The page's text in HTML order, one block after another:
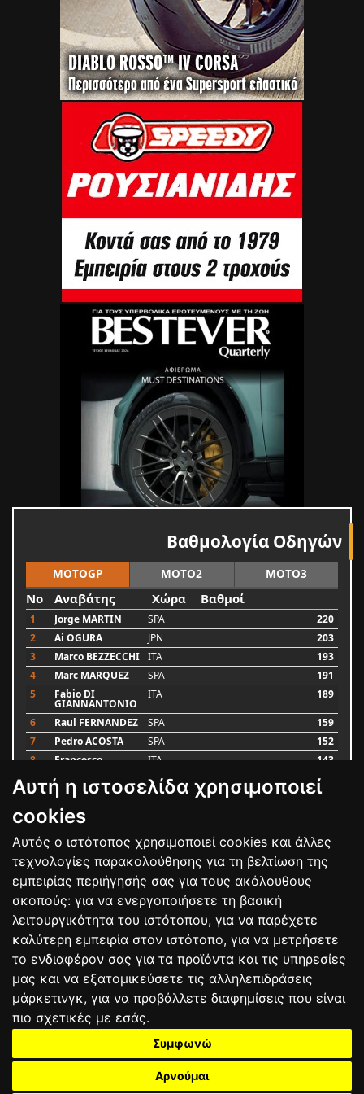
Αυτή η ιστοσελίδα χρησιμοποιεί
cookies
Αυτός ο ιστότοπος χρησιμοποιεί cookies και άλλες
τεχνολογίες παρακολούθησης για τη βελτίωση της
εμπειρίας περιήγησής σας για τους ακόλουθους
σκοπούς: για να ενεργοποιήσετε τη βασική
λειτουργικότητα του ιστότοπου, για να παρέχετε
καλύτερη εμπειρία στον ιστότοπο, για να μετρήσετε
το ενδιαφέρον σας για τα προϊόντα και τις υπηρεσίες
μας και να εξατομικεύσετε τις αλληλεπιδράσεις
μάρκετινγκ, για να προβάλλετε διαφημίσεις που είναι
πιο σχετικές με εσάς.
Συμφωνώ
Αρνούμαι
Βαθμολογία Οδηγών
MOTOGP MOTO2 MOTO3
No Αναβάτης Χώρα Βαθμοί
1 Jorge MARTIN SPA
220
2
Ai OGURA JPN
203
3
Marco BEZZECCHI ITA
193
4
Marc MARQUEZ SPA
191
5
Fabio DI
GIANNANTONIO
ITA 189
6 Raul FERNANDEZ SPA
159
7
Pedro ACOSTA SPA
152
8
Francesco ITA 143
9 Alex MARQUEZ SPA
Luca MARINI
Bαθμολογία
ΟΡΟΙ ΧΡΗΣΗΣΠΟΛΙΤΙΚΗ ΠΡΟΣΤΑΣΙΑΣ
ΑΓΩΝΕΣΑΠΟΤΕΛΕΣΜΑΤΑΑΓΟΡΑ